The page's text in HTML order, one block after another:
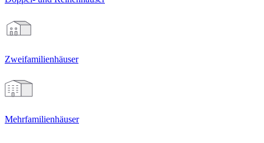
Zweifamilien­häuser
Mehrfamilien­häuser